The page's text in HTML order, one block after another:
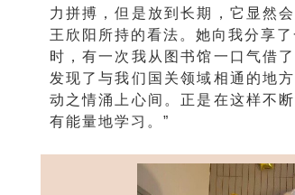
力拼搏，但是放到长期，它显然
王欣阳所持的看法。她向我分享
时，有一次我从图书馆一口气借
发现了与我们国关领域相通的地
动之情涌上心间。正是在这样不
有能量地学习。”